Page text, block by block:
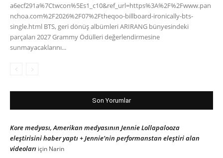
a6ecf291a%7Ctwcon%5Es1_c10&ref_url=https%3A%2F%2Fwww.pan
nchoa.com%2F2026%2F07%2Ftheqoo-billboard-ironically-bts-
single.html BTS, geri dönüş albümleri ARIRANG bünyesindeki
parçaları 2027 Grammy Ödülleri değerlendirmesine
sunmayacaklarını...
Son Yorumlar
Kore medyası, Amerikan medyasının Jennie Lollapalooza
eleştirisini haber yaptı + Jennie’nin performanstan eleştiri alan
videoları için Narin